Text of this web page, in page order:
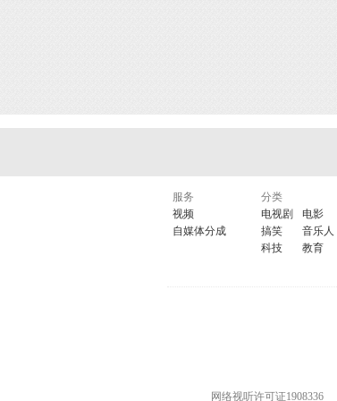
服务
视频
自媒体分成
分类
电视剧
电影
搞笑
音乐人
科技
教育
网络视听许可证1908336